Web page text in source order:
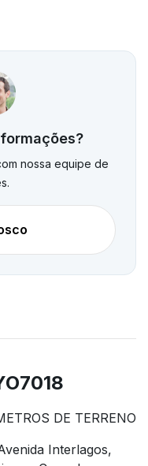
nossa equipe de
DE TERRENO
Interlagos,